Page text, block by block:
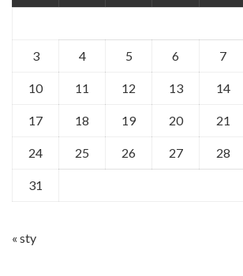
3 4 5 6 7
10 11 12 13 14
17 18 19 20 21
24 25 26 27 28
31
« sty